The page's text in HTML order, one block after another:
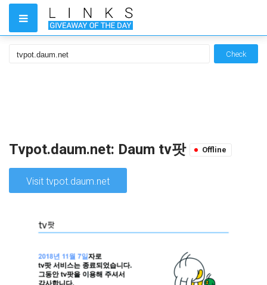
Check
Tvpot.daum.net: Daum tv팟 Offline
Visit tvpot.daum.net